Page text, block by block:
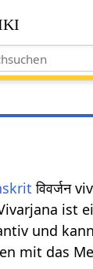
विवर्जन
ist
und
mit das